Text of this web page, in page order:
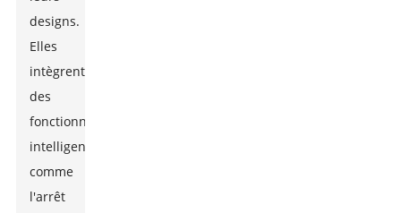
designs.
Elles
intègrent
des
fonctionnalités
intelligentes
comme
l'arrêt